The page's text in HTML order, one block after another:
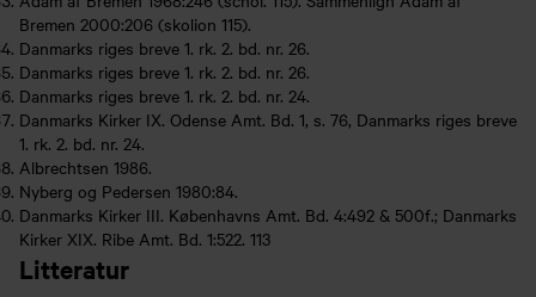
Bremen 2000:206 (skolion 115).
Danmarks riges breve 1. rk. 2. bd. nr. 26.
Danmarks riges breve 1. rk. 2. bd. nr. 26.
Danmarks riges breve 1. rk. 2. bd. nr. 24.
Danmarks Kirker IX. Odense Amt. Bd. 1, s. 76, Danmarks riges breve
1. rk. 2. bd. nr. 24.
Albrechtsen 1986.
Nyberg og Pedersen 1980:84.
Danmarks Kirker III. Københavns Amt. Bd. 4:492 & 500f.; Danmarks
Kirker XIX. Ribe Amt. Bd. 1:522. 113
Litteratur